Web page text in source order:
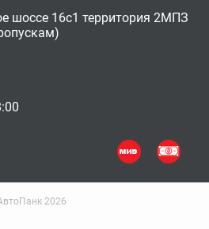
шоссе 16с1 территория 2МПЗ
2026